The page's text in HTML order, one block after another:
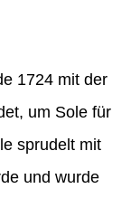
1724 mit der
um Sole für
sprudelt mit
und wurde